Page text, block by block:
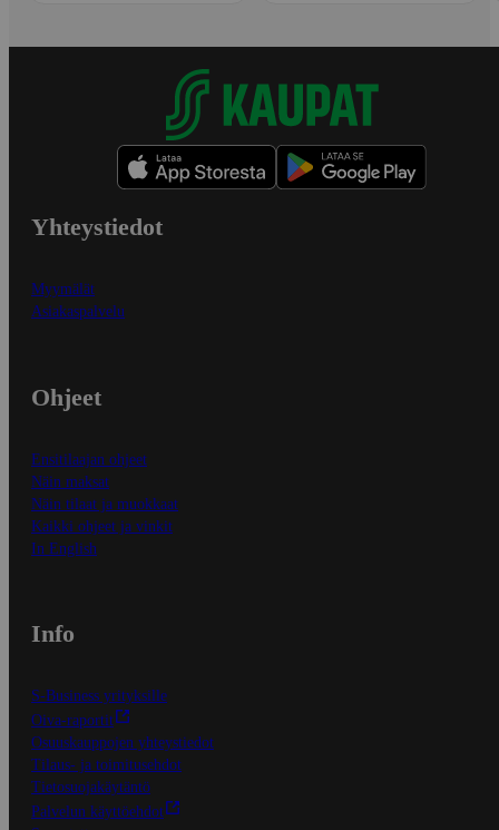
Yhteystiedot
Myymälät
Asiakaspalvelu
Ohjeet
Ensitilaajan ohjeet
Näin maksat
Näin tilaat ja muokkaat
Kaikki ohjeet ja vinkit
In English
Info
S-Business yrityksille
Oiva-raportit
Osuuskauppojen yhteystiedot
Tilaus- ja toimitusehdot
Tietosuojakäytäntö
Palvelun käyttöehdot